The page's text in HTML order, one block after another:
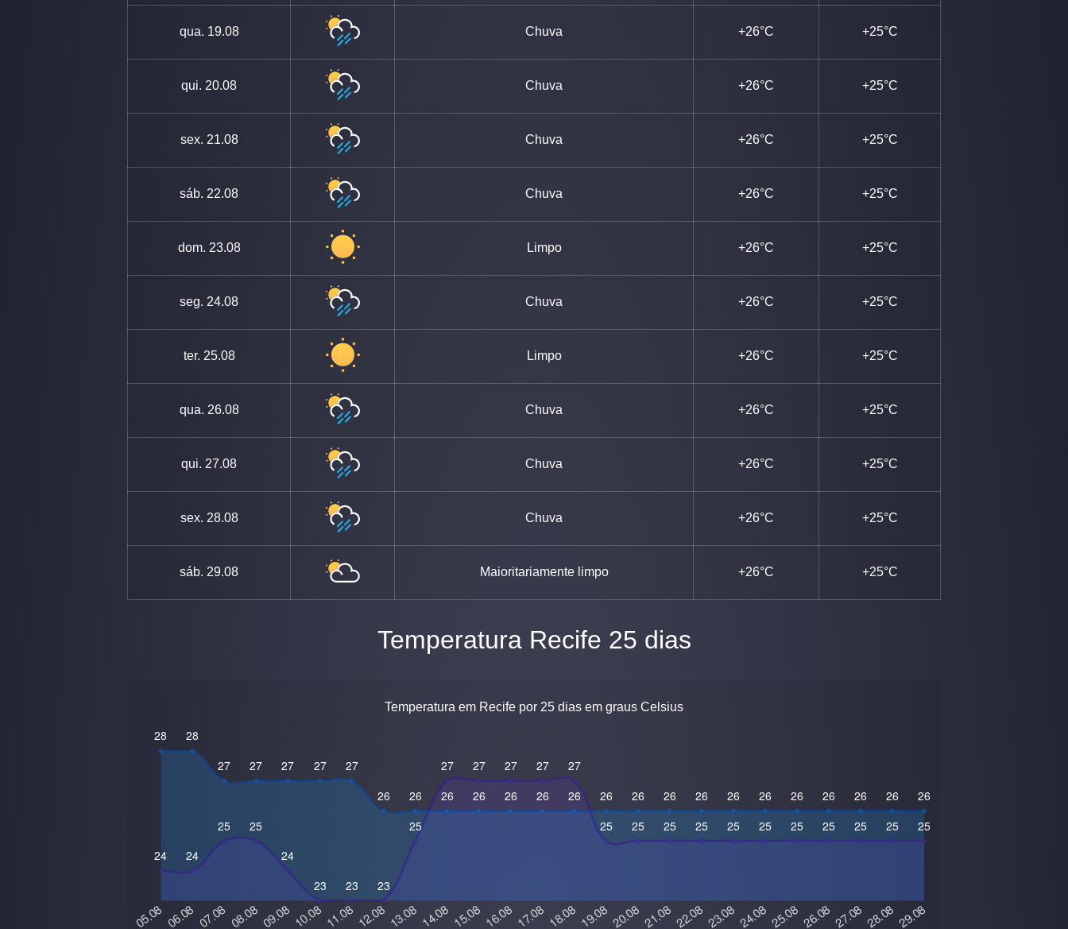
qua. 19.08 Chuva +26°C +25°C
qui. 20.08 Chuva +26°C +25°C
sex. 21.08 Chuva +26°C +25°C
sáb. 22.08 Chuva +26°C +25°C
dom. 23.08 Limpo +26°C +25°C
seg. 24.08 Chuva +26°C +25°C
ter. 25.08 Limpo +26°C +25°C
qua. 26.08 Chuva +26°C +25°C
qui. 27.08 Chuva +26°C +25°C
sex. 28.08 Chuva +26°C +25°C
sáb. 29.08 Maioritariamente limpo +26°C +25°C
Temperatura Recife 25 dias
Temperatura em Recife por 25 dias em graus Celsius